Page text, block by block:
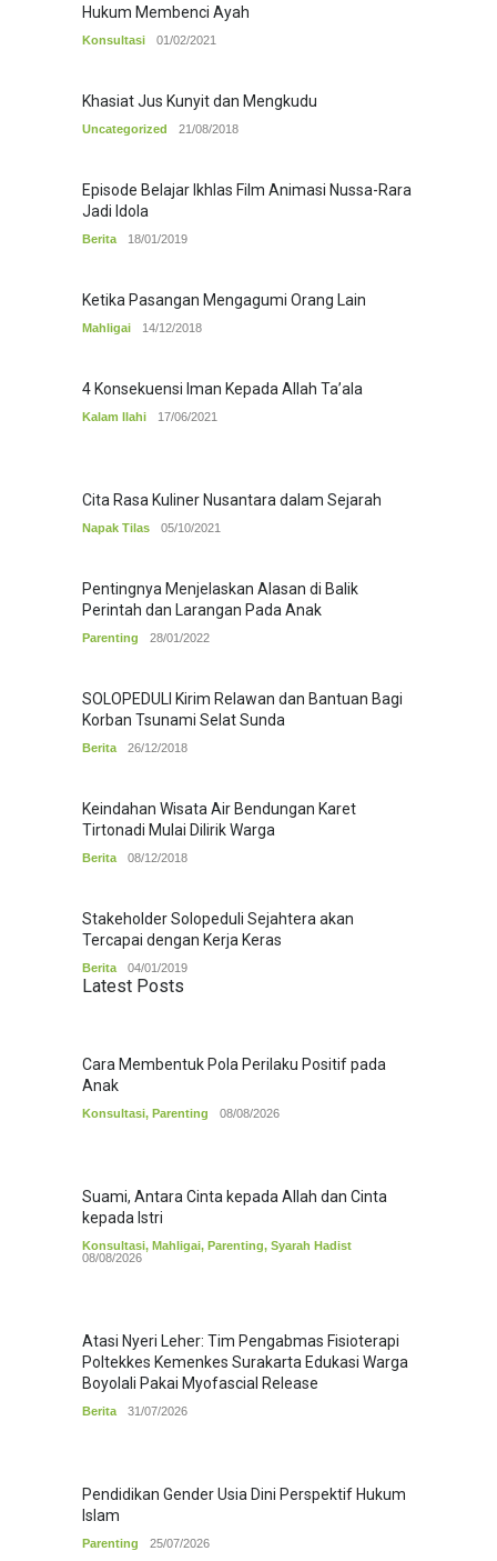
Hukum Membenci Ayah
Konsultasi 01/02/2021
Khasiat Jus Kunyit dan Mengkudu
Uncategorized 21/08/2018
Episode Belajar Ikhlas Film Animasi Nussa-Rara
Jadi Idola
Berita 18/01/2019
Ketika Pasangan Mengagumi Orang Lain
Mahligai 14/12/2018
4 Konsekuensi Iman Kepada Allah Ta’ala
Kalam Ilahi 17/06/2021
Cita Rasa Kuliner Nusantara dalam Sejarah
Napak Tilas 05/10/2021
Pentingnya Menjelaskan Alasan di Balik
Perintah dan Larangan Pada Anak
Parenting 28/01/2022
SOLOPEDULI Kirim Relawan dan Bantuan Bagi
Korban Tsunami Selat Sunda
Berita 26/12/2018
Keindahan Wisata Air Bendungan Karet
Tirtonadi Mulai Dilirik Warga
Berita 08/12/2018
Stakeholder Solopeduli Sejahtera akan
Tercapai dengan Kerja Keras
Berita 04/01/2019
Latest Posts
Cara Membentuk Pola Perilaku Positif pada
Anak
Konsultasi, Parenting 08/08/2026
Suami, Antara Cinta kepada Allah dan Cinta
kepada Istri
Konsultasi, Mahligai, Parenting, Syarah Hadist
08/08/2026
Atasi Nyeri Leher: Tim Pengabmas Fisioterapi
Poltekkes Kemenkes Surakarta Edukasi Warga
Boyolali Pakai Myofascial Release
Berita 31/07/2026
Pendidikan Gender Usia Dini Perspektif Hukum
Islam
Parenting 25/07/2026